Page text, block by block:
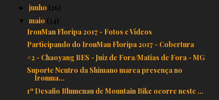
► junho (26)
▼ maio (34)
IronMan Floripa 2017 - Fotos e Vídeos
Participando do IronMan Floripa 2017 - Cobertura
#2 - Chaoyang BES - Juiz de Fora/Matias de Fora - MG
Suporte Neutro da Shimano marca presença no
Ironma...
1º Desafio Blumenau de Mountain Bike ocorre neste ...